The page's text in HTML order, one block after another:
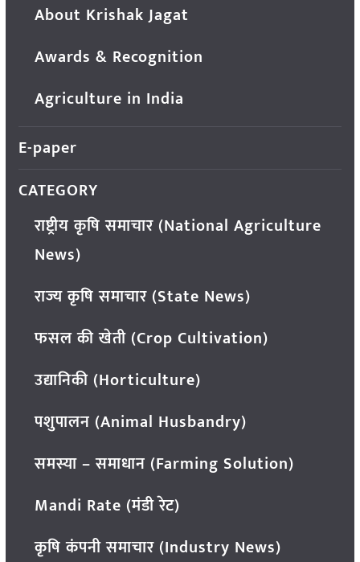
About Krishak Jagat
Awards & Recognition
Agriculture in India
E-paper
CATEGORY
राष्ट्रीय कृषि समाचार (National Agriculture
News)
राज्य कृषि समाचार (State News)
फसल की खेती (Crop Cultivation)
उद्यानिकी (Horticulture)
पशुपालन (Animal Husbandry)
समस्या – समाधान (Farming Solution)
Mandi Rate (मंडी रेट)
कृषि कंपनी समाचार (Industry News)